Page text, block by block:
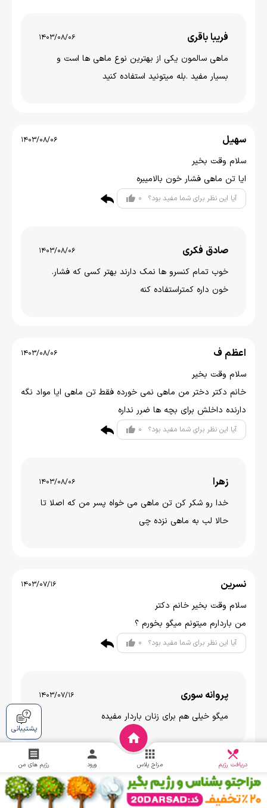
فریبا باقری 1403/08/06
ماهی سالمون یکی از بهترین نوع ماهی ها است و
بسیار مفید .بله میتونید استفاده کنید
سهیل 1403/08/06
سلام وقت بخیر
ایا تن ماهی فشار خون بالامیبره
آیا این نظر برای شما مفید بود؟ 0
صادق فکری 1403/08/06
خوب تمام کنسرو ها نمک دارند بهتر کسی که فشار.
خون داره کمتراستفاده کنه
اعظم ف 1403/08/06
سلام وقت بخیر
خانم دکتر دختر من ماهی نمی خورده فقط تن ماهی ایا مواد نگه
دارنده داخلش برای بچه ها ضرر نداره
آیا این نظر برای شما مفید بود؟ 0
زهرا 1403/08/06
خدا رو شکر کن تن ماهی می خواه پسر من که اصلا تا
حالا لب به ماهی نزده چی
نسرین 1403/07/16
سلام وقت بخیر خانم دکتر
من باردارم میتونم میگو بخورم ؟
آیا این نظر برای شما مفید بود؟ 0
پروانه سوری 1403/07/16
میگو خیلی هم برای زنان باردار مفیده
پریسا کتابی 1403/07/16
سلام وقت بخیر ماهی سالمون به مقدار کم در دوران بارداری
پشتیبانی
دریافت رژیم مزاج پلاس ورود رژیم های من